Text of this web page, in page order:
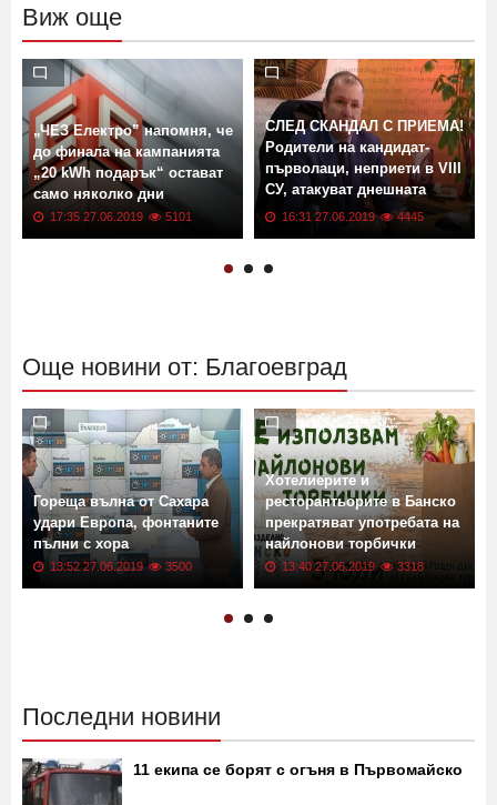
Виж още
„ЧЕЗ Електро” напомня, че
до финала на кампанията
„20 kWh подарък“ остават
само няколко дни
17:35 27.06.2019 5101
СЛЕД СКАНДАЛ С ПРИЕМА!
Родители на кандидат-
първолаци, неприети в VІІІ
СУ, атакуват днешната
общинска сесия,
предложението за
16:31 27.06.2019 4445
Още новини от: Благоевград
Гореща вълна от Сахара
удари Европа, фонтаните
пълни с хора
13:52 27.06.2019 3500
Хотелиерите и
ресторантьорите в Банско
прекратяват употребата на
найлонови торбички
13:40 27.06.2019 3318
Последни новини
11 екипа се борят с огъня в Първомайско